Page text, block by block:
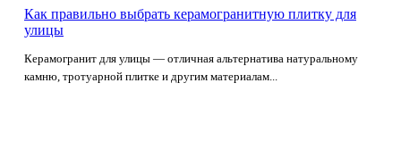
Как правильно выбрать керамогранитную плитку для
улицы
Керамогранит для улицы — отличная альтернатива натуральному
камню, тротуарной плитке и другим материалам...